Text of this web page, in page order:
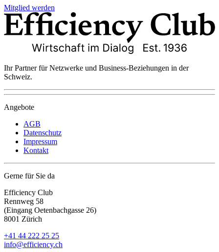
Mitglied werden
Ihr Partner für Netzwerke und Business-Beziehungen in der
Schweiz.
Angebote
AGB
Datenschutz
Impressum
Kontakt
Gerne für Sie da
Efficiency Club
Rennweg 58
(Eingang Oetenbachgasse 26)
8001 Zürich
+41 44 222 25 25
info@efficiency.ch